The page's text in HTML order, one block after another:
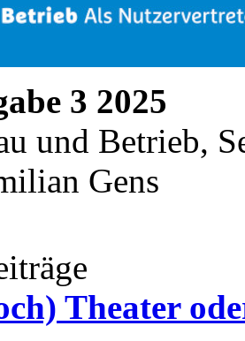
3 2025
und Betrieb,
Gens
Theater